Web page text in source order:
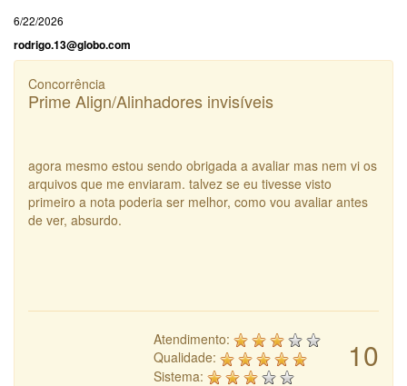
6/22/2026
rodrigo.13@globo.com
Concorrência
Prime Align/Alinhadores invisíveis
agora mesmo estou sendo obrigada a avaliar mas nem vi os
arquivos que me enviaram. talvez se eu tivesse visto
primeiro a nota poderia ser melhor, como vou avaliar antes
de ver, absurdo.
10
Atendimento:
Qualidade:
Sistema: